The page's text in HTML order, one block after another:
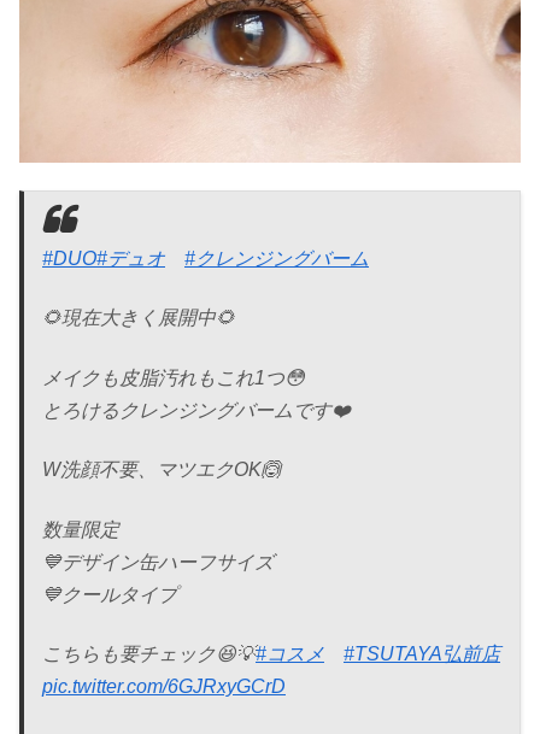
#DUO#デュオ #クレンジングバーム
🌻現在大きく展開中🌻
メイクも皮脂汚れもこれ1つ😳
とろけるクレンジングバームです❤️
W洗顔不要、マツエクOK🙆
数量限定
💙デザイン缶ハーフサイズ
💙クールタイプ
こちらも要チェック😆💡#コスメ
#TSUTAYA弘前店
pic.twitter.com/6GJRxyGCrD